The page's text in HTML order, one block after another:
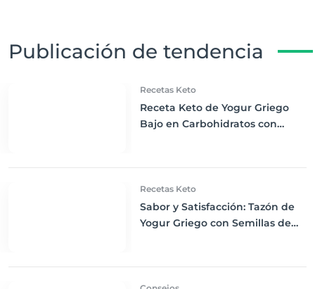
Publicación de tendencia
Recetas Keto
Receta Keto de Yogur Griego
Bajo en Carbohidratos con
Recetas Keto
Sabor y Satisfacción: Tazón de
Yogur Griego con Semillas de